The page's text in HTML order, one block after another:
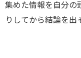
集めた情報を自分の
りしてから結論を出